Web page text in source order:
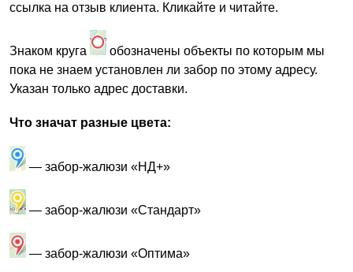
ссылка на отзыв клиента. Кликайте и читайте.
Знаком круга
обозначены объекты по которым мы
пока не знаем установлен ли забор по этому адресу.
Указан только адрес доставки.
Что значат разные цвета:
— забор-жалюзи «НД+»
— забор-жалюзи «Стандарт»
— забор-жалюзи «Оптима»